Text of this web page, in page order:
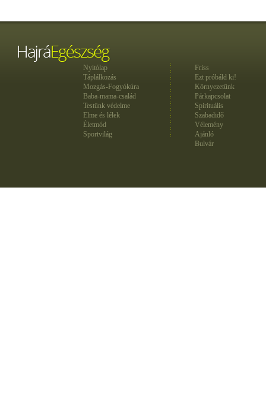
Nyitólap
Táplálkozás
Mozgás-Fogyókúra
Baba-mama-család
Testünk védelme
Elme és lélek
Életmód
Sportvilág
Friss
Ezt próbáld ki!
Környezetünk
Párkapcsolat
Spirituális
Szabadidő
Vélemény
Ajánló
Bulvár